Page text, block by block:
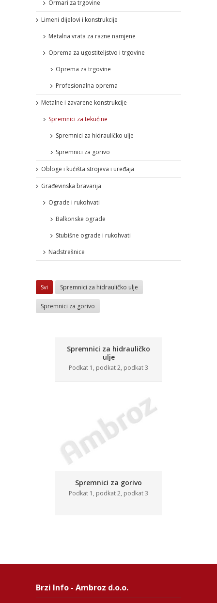
Ormari za trgovine
Limeni dijelovi i konstrukcije
Metalna vrata za razne namjene
Oprema za ugostiteljstvo i trgovine
Oprema za trgovine
Profesionalna oprema
Metalne i zavarene konstrukcije
Spremnici za tekućine
Spremnici za hidrauličko ulje
Spremnici za gorivo
Obloge i kućišta strojeva i uređaja
Građevinska bravarija
Ograde i rukohvati
Balkonske ograde
Stubišne ograde i rukohvati
Nadstrešnice
Svi Spremnici za hidrauličko ulje
Spremnici za gorivo
Spremnici za hidrauličko
ulje
Podkat 1, podkat 2, podkat 3
Spremnici za gorivo
Podkat 1, podkat 2, podkat 3
Brzi Info - Ambroz d.o.o.